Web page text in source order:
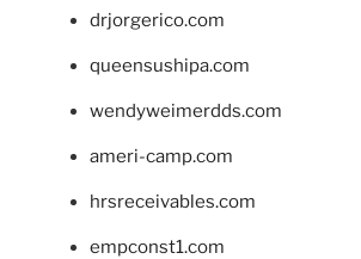
drjorgerico.com
queensushipa.com
wendyweimerdds.com
ameri-camp.com
hrsreceivables.com
empconst1.com